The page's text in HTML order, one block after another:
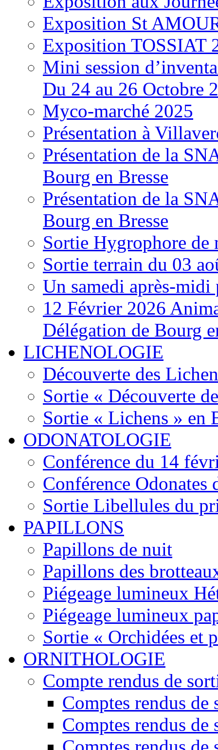
Exposition St
Exposition TOSSIAT
Mini session
Du 24 au 26 Octobre
Myco-marché 2025
Présentation à
Présentation de la
Bourg en Bresse
Présentation de la
Bourg en Bresse
Sortie Hygrophore de
Sortie terrain du 03
Un samedi après-
12 Février 2026
Délégation de Bourg
LICHENOLOGIE
Découverte des
Sortie « Découverte
Sortie « Lichens » en
ODONATOLOGIE
Conférence du 14
Conférence
Sortie Libellules du
PAPILLONS
Papillons de nuit
Papillons des
Piégeage lumineux
Piégeage lumineux
Sortie « Orchidées et
ORNITHOLOGIE
Compte rendus de
Comptes rendus de
Comptes rendus de